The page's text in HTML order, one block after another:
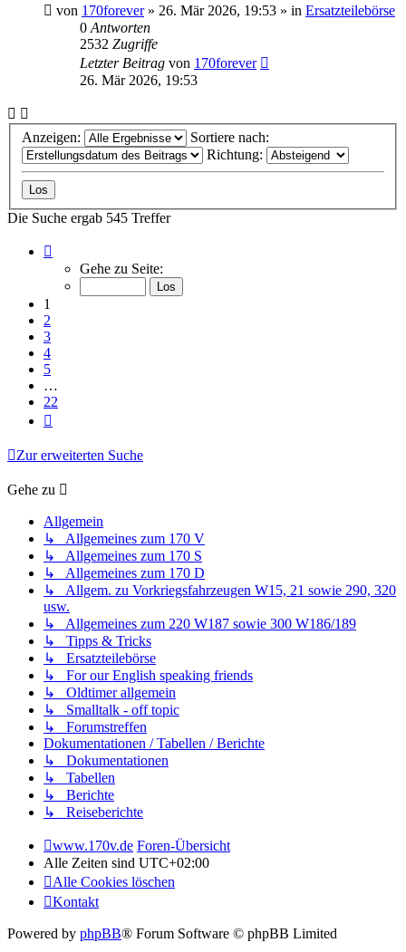
von 170forever» 26. Mär 2026, 19:53 » in Ersatzteilebörse
0 Antworten
2532 Zugriffe
Letzter Beitrag von 170forever
26. Mär 2026, 19:53
Anzeigen:
Sortiere nach:
Richtung:
Die Suche ergab 545 Treffer
von
Gehe zu Seite:
1
2
3
4
5
…
22
Zur erweiterten Suche
Gehe zu
Allgemein
↳ Allgemeines zum 170 V
↳ Allgemeines zum 170 S
↳ Allgemeines zum 170 D
↳ Allgem. zu Vorkriegsfahrzeugen W15, 21 sowie 290, 320
usw.
↳ Allgemeines zum 220 W187 sowie 300 W186/189
↳ Tipps & Tricks
↳ Ersatzteilebörse
↳ For our English speaking friends
↳ Oldtimer allgemein
↳ Smalltalk - off topic
↳ Forumstreffen
Dokumentationen / Tabellen / Berichte
↳ Dokumentationen
↳ Tabellen
↳ Berichte
↳ Reiseberichte
www.170v.de Foren-Übersicht
Alle Zeiten sind UTC+02:00
Alle Cookies löschen
Kontakt
Powered by phpBB® Forum Software © phpBB Limited